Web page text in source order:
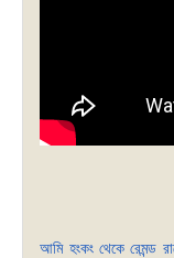
আমি হংকং থেকে রেমন্ড